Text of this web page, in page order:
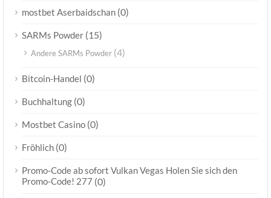
mostbet Aserbaidschan (0)
SARMs Powder (15)
Andere SARMs Powder (4)
Bitcoin-Handel (0)
Buchhaltung (0)
Mostbet Casino (0)
Fröhlich (0)
Promo-Code ab sofort Vulkan Vegas Holen Sie sich den
Promo-Code! 277 (0)